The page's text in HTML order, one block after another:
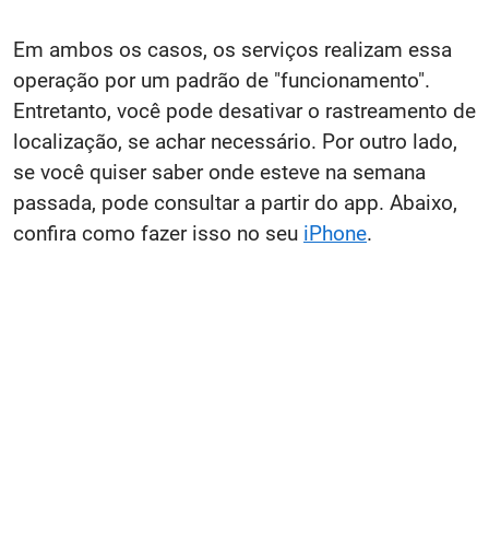
Em ambos os casos, os serviços realizam essa
operação por um padrão de "funcionamento".
Entretanto, você pode desativar o rastreamento de
localização, se achar necessário. Por outro lado,
se você quiser saber onde esteve na semana
passada, pode consultar a partir do app. Abaixo,
confira como fazer isso no seu iPhone.